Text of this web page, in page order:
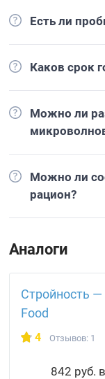
Есть ли
Каков срок
Можно ли
Можно ли
рацион?
Аналоги
Стройность —
Food
4 Отзывов: 1
842 руб.